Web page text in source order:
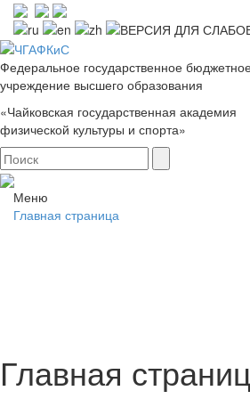
Федеральное государственное
учреждение высшего образования
«Чайковская государственная академия
физической культуры и спорта»
Меню
Главная страница
Главная